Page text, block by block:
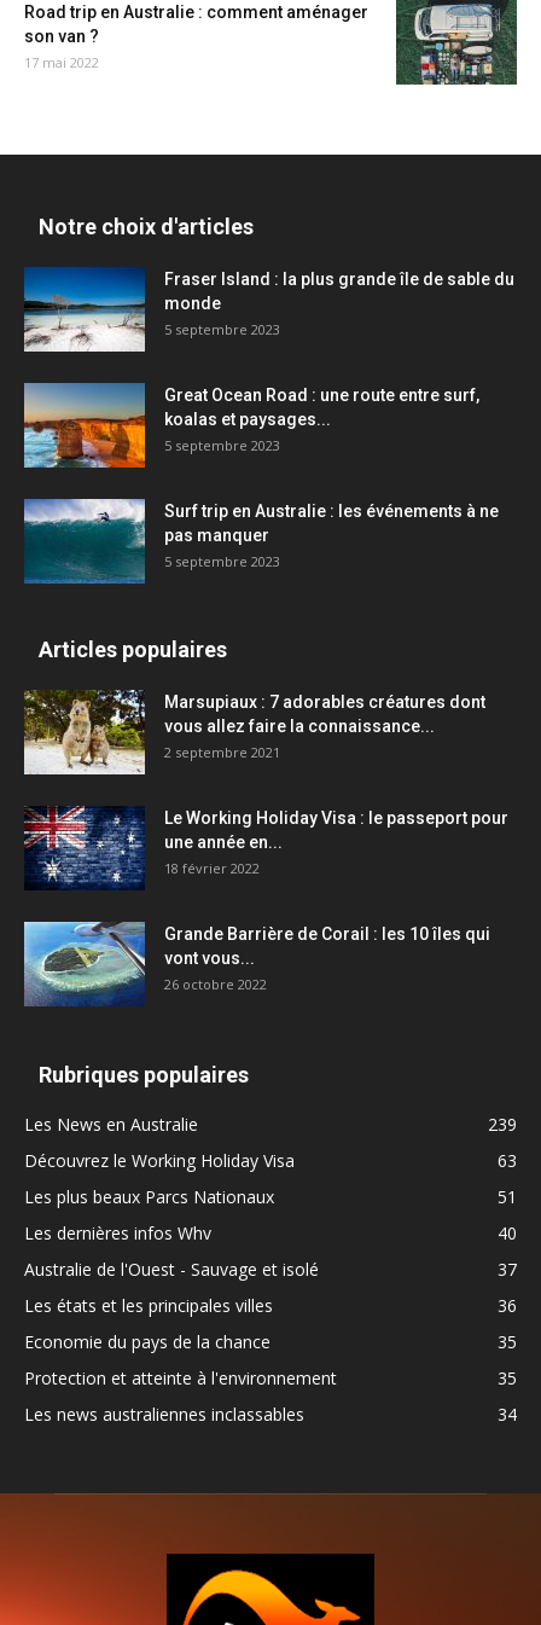
Road trip en Australie : comment aménager
son van ?
17 mai 2022
Notre choix d'articles
Fraser Island : la plus grande île de sable du
monde
5 septembre 2023
Great Ocean Road : une route entre surf,
koalas et paysages...
5 septembre 2023
Surf trip en Australie : les événements à ne
pas manquer
5 septembre 2023
Articles populaires
Marsupiaux : 7 adorables créatures dont
vous allez faire la connaissance...
2 septembre 2021
Le Working Holiday Visa : le passeport pour
une année en...
18 février 2022
Grande Barrière de Corail : les 10 îles qui
vont vous...
26 octobre 2022
Rubriques populaires
Les News en Australie
239
Découvrez le Working Holiday Visa
63
Les plus beaux Parcs Nationaux
51
Les dernières infos Whv
40
Australie de l'Ouest - Sauvage et isolé
37
Les états et les principales villes
36
Economie du pays de la chance
35
Protection et atteinte à l'environnement
35
Les news australiennes inclassables
34